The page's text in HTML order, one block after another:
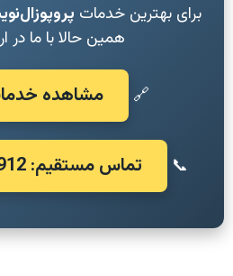
برای بهترین خدمات
همین حالا با ما در
🔗 مشاهده
📞 تماس مستقیم: 0912-091-7261